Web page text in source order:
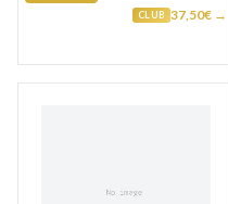
CLUB 37,50€ →